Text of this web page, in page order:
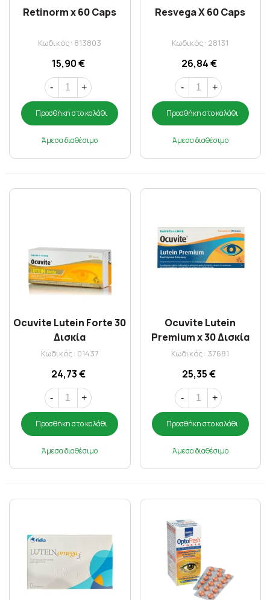
Retinorm x 60 Caps
Κωδικός: 813803
15,90 €
- +
Προσθήκη στο καλάθι
Άμεσα διαθέσιμο
Resvega X 60 Caps
Κωδικός: 28131
26,84 €
- +
Προσθήκη στο καλάθι
Άμεσα διαθέσιμο
Ocuvite Lutein Forte 30
Δισκία
Κωδικός: 01437
24,73 €
- +
Προσθήκη στο καλάθι
Άμεσα διαθέσιμο
Ocuvite Lutein
Premium x 30 Δισκία
Κωδικός: 37681
25,35 €
- +
Προσθήκη στο καλάθι
Άμεσα διαθέσιμο